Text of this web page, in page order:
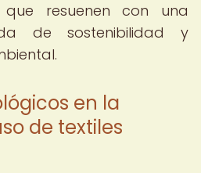
resuenen con una
de sostenibilidad y
en la
de textiles